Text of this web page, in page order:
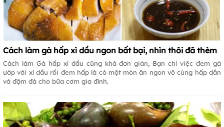
Cách làm gà hấp xì dầu ngon bất bại, nhìn thôi đã thèm
Cách làm Gà hấp xì dầu cũng khá đơn giản, Bạn chỉ việc đem gà
ướp với xì dầu rồi đem hấp là có một món ăn ngon vô cùng hấp dẫn
và đậm đà cho bữa cơm gia đình.